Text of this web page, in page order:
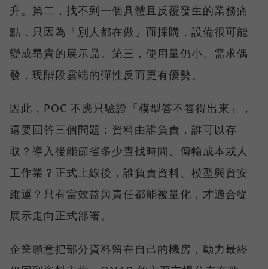
升。第二，找不到一個具體且反覆發生的業務痛
點，只因為「別人都在做」而採購，設備很可能
變成昂貴的展示品。第三，使用量仍小、需求偶
發，現階段雲端的彈性反而更有優勢。
因此，POC 不應只驗證「模型答不答得出來」，
還要回答三個問題：資料由誰負責，誰可以存
取？導入後能節省多少查找時間、傳輸成本或人
工作業？正式上線後，誰負責資料、模型與資安
維運？只有當效益與責任都能被量化，才適合從
展示走向正式部署。
企業願意把部分資料留在自己的機房，動力最終